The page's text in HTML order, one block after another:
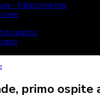
– Palacongressi
primo ospite